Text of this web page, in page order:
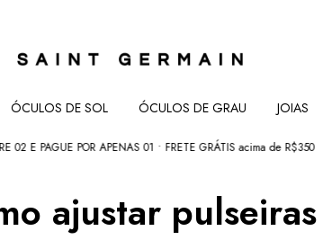
ÓCULOS DE SOL ÓCULOS DE GRAU JOIAS
POR APENAS 01 • FRETE GRÁTIS acima de R$350
ajustar pulseiras